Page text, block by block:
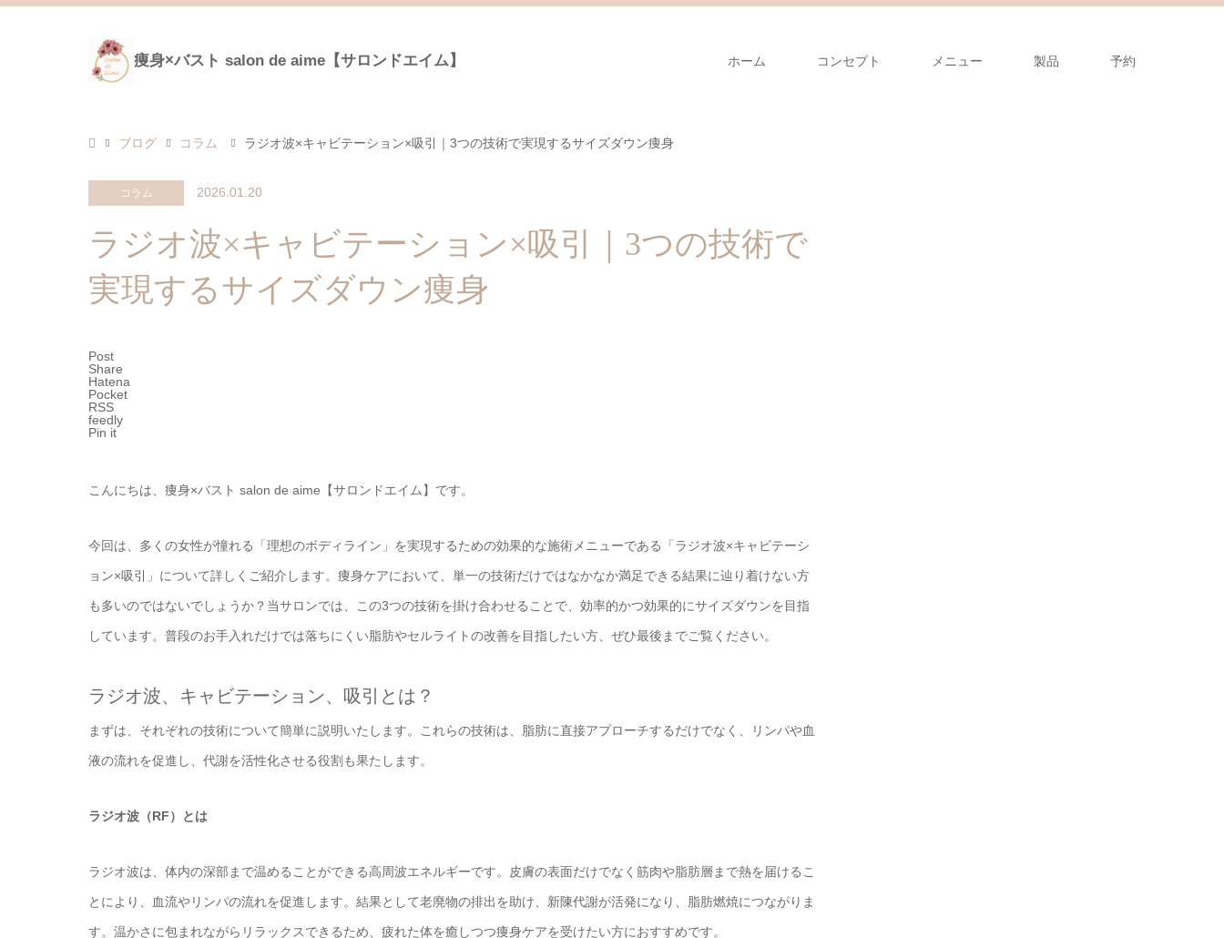
痩身×バスト salon de aime【サロンドエイム】 ホーム コンセプト メニュー 製品 予約
ブログ コラム ラジオ波×キャビテーション×吸引｜3つの技術で実現するサイズダウン痩身
コラム 2026.01.20
ラジオ波×キャビテーション×吸引｜3つの技術で
実現するサイズダウン痩身
Post
Share
Hatena
Pocket
RSS
feedly
Pin it
こんにちは、痩身×バスト salon de aime【サロンドエイム】です。
今回は、多くの女性が憧れる「理想のボディライン」を実現するための効果的な施術メニューである「ラジオ波×キャビテーシ
ョン×吸引」について詳しくご紹介します。痩身ケアにおいて、単一の技術だけではなかなか満足できる結果に辿り着けない方
も多いのではないでしょうか？当サロンでは、この3つの技術を掛け合わせることで、効率的かつ効果的にサイズダウンを目指
しています。普段のお手入れだけでは落ちにくい脂肪やセルライトの改善を目指したい方、ぜひ最後までご覧ください。
ラジオ波、キャビテーション、吸引とは？
まずは、それぞれの技術について簡単に説明いたします。これらの技術は、脂肪に直接アプローチするだけでなく、リンパや血
液の流れを促進し、代謝を活性化させる役割も果たします。
ラジオ波（RF）とは
ラジオ波は、体内の深部まで温めることができる高周波エネルギーです。皮膚の表面だけでなく筋肉や脂肪層まで熱を届けるこ
とにより、血流やリンパの流れを促進します。結果として老廃物の排出を助け、新陳代謝が活発になり、脂肪燃焼につながりま
す。温かさに包まれながらリラックスできるため、疲れた体を癒しつつ痩身ケアを受けたい方におすすめです。